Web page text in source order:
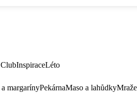
InspiraceLéto
margarínyPekárnaMaso a lahůdky